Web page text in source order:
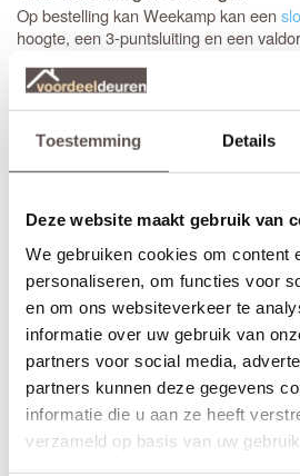
Toestemming Details
Deze website maakt gebruik van
We gebruiken cookies om content
personaliseren, om functies voor
en om ons websiteverkeer te
informatie over uw gebruik van
partners voor social media,
partners kunnen deze gegevens
informatie die u aan ze heeft
verzameld op basis van uw
Op bestelling kan Weekamp kan een
hoogte, een 3-puntsluiting en een
standaard hoogte aangebracht. De
het overzicht.
Geschikt voor buitendeuren waarbij
deurkruk. Sleutelbediende sloten
eenvoordeur. De infrezing in de deur
grondverf en de 3-puntsluiting
* Krukbediende 3-puntsluiting
Geschikt voor buitendeuren waarbij
binnenzijde eendeurkruk wordt
sloten worden meestal geplaatst op
balkondeur. De infrezing in de deur